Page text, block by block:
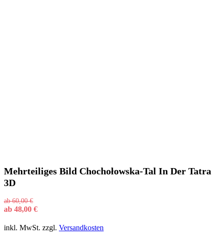
Mehrteiliges Bild Chochołowska-Tal In Der Tatra
3D
ab60,00€
ab 48,00 €
inkl. MwSt. zzgl. Versandkosten